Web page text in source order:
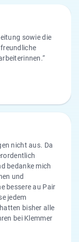
sowie die
nicht aus. Da
bedanke mich
und
bessere au Pair
jedem
bisher alle
bei Klemmer